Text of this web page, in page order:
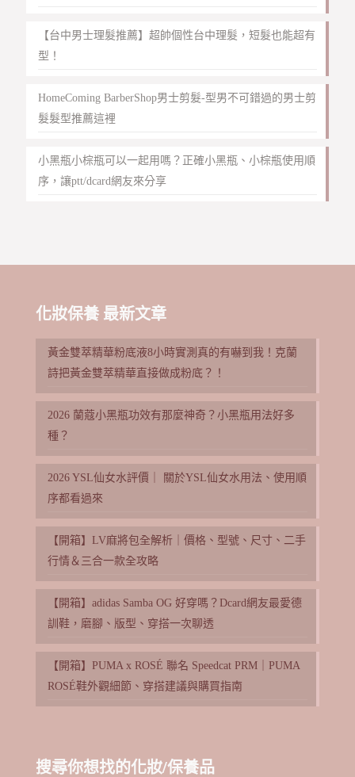
【台中男士理髮推薦】超帥個性台中理髮，短髮也能超有
型！
HomeComing BarberShop男士剪髮-型男不可錯過的男士剪
髮髮型推薦這裡
小黑瓶小棕瓶可以一起用嗎？正確小黑瓶、小棕瓶使用順
序，讓ptt/dcard網友來分享
化妝保養 最新文章
黃金雙萃精華粉底液8小時實測真的有嚇到我！克蘭
詩把黃金雙萃精華直接做成粉底？！
2026 蘭蔻小黑瓶功效有那麼神奇？小黑瓶用法好多
種？
2026 YSL仙女水評價｜ 關於YSL仙女水用法、使用順
序都看過來
【開箱】LV麻將包全解析｜價格、型號、尺寸、二手
行情＆三合一款全攻略
【開箱】adidas Samba OG 好穿嗎？Dcard網友最愛德
訓鞋，磨腳、版型、穿搭一次聊透
【開箱】PUMA x ROSÉ 聯名 Speedcat PRM｜PUMA
ROSÉ鞋外觀細節、穿搭建議與購買指南
搜尋你想找的化妝/保養品